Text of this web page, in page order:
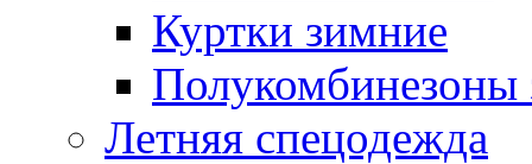
Куртки зимние
Полукомбинезоны
Летняя спецодежда